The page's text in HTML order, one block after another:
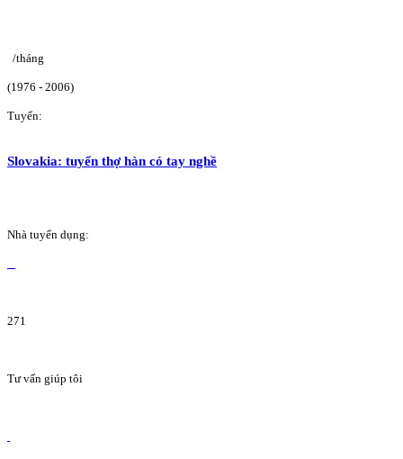
/tháng
(1976 - 2006)
Tuyển:
Slovakia: tuyển thợ hàn có tay nghề
Nhà tuyển dụng:
271
Tư vấn giúp tôi